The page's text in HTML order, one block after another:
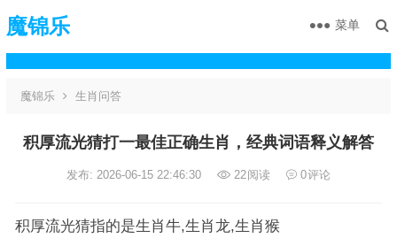
魔锦乐 菜单
魔锦乐 生肖问答
积厚流光猜打一最佳正确生肖，经典词语释义解答
发布: 2026-06-15 22:46:30 22阅读 0评论
积厚流光猜指的是生肖牛,生肖龙,生肖猴